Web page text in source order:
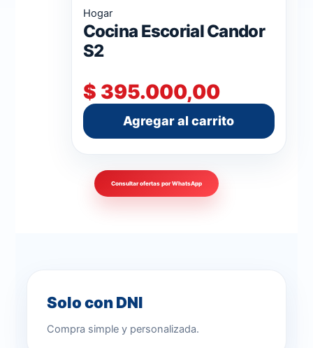
Hogar
Cocina Escorial Candor
S2
$ 395.000,00
Agregar al carrito
Consultar ofertas por WhatsApp
Solo con DNI
Compra simple y personalizada.